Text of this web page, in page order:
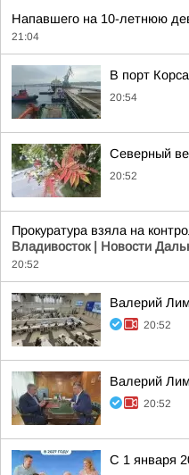
Напавшего на 10-летнюю
21:04
В порт
20:54
Северный
20:52
Прокуратура взяла на
Владивосток | Новости
20:52
Валерий
20:52
Валерий
20:52
С 1 января